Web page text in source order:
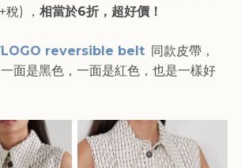
) ， 相當於6折，超好價！
reversible belt 同款皮帶，
面是黑色，一面是紅色，也是一樣好